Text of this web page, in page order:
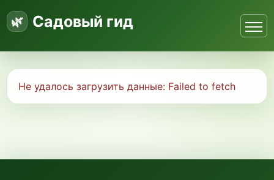
Садовый гид
Не удалось загрузить данные: Failed to fetch